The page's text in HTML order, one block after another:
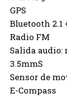
GPS
Bluetooth 2.1
Radio FM
Salida
3.5mmS
Sensor de
E-Compass